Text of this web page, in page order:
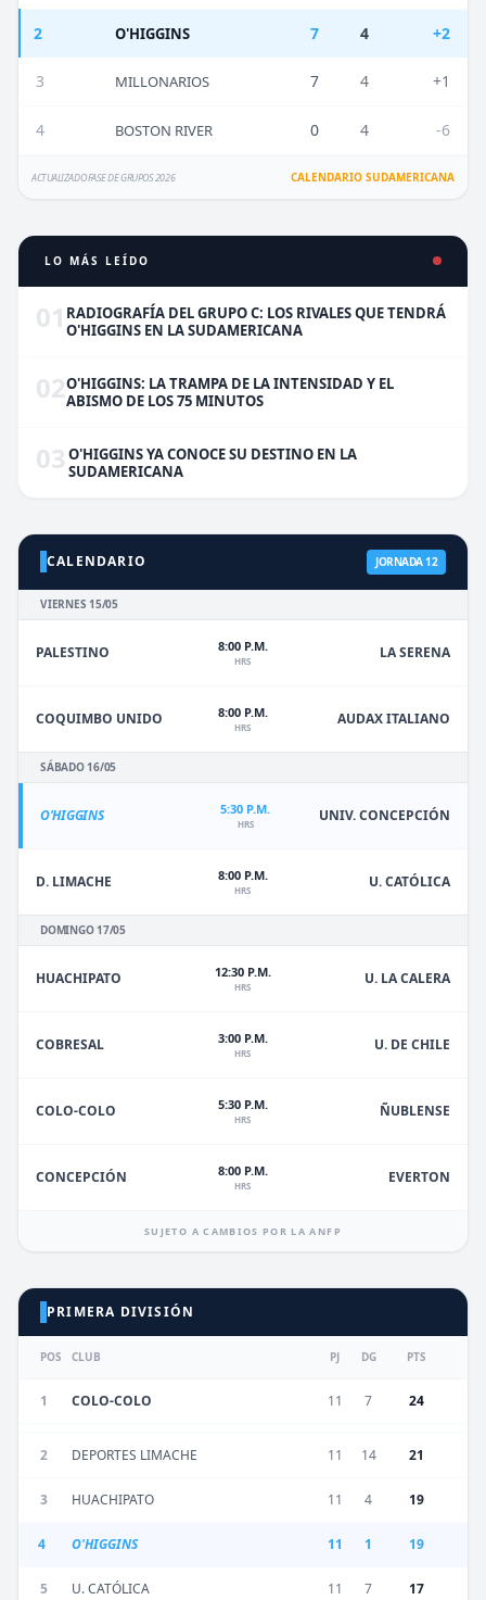
2 O'HIGGINS 7 4 +2
3 MILLONARIOS 7 4 +1
4 BOSTON RIVER 0 4 -6
ACTUALIZADO FASE DE GRUPOS 2026 CALENDARIO SUDAMERICANA
LO MÁS LEÍDO
01 RADIOGRAFÍA DEL GRUPO C: LOS RIVALES QUE TENDRÁ
O'HIGGINS EN LA SUDAMERICANA
02O'HIGGINS: LA TRAMPA DE LA INTENSIDAD Y EL
ABISMO DE LOS 75 MINUTOS
03 O'HIGGINS YA CONOCE SU DESTINO EN LA
SUDAMERICANA
CALENDARIO JORNADA 12
VIERNES 15/05
PALESTINO 8:00 P.M.
HRS LA SERENA
COQUIMBO UNIDO 8:00 P.M.
HRS AUDAX ITALIANO
SÁBADO 16/05
O'HIGGINS 5:30 P.M.
HRS UNIV. CONCEPCIÓN
D. LIMACHE 8:00 P.M.
HRS U. CATÓLICA
DOMINGO 17/05
HUACHIPATO 12:30 P.M.
HRS U. LA CALERA
COBRESAL 3:00 P.M.
HRS U. DE CHILE
COLO-COLO 5:30 P.M.
HRS ÑUBLENSE
CONCEPCIÓN 8:00 P.M.
HRS EVERTON
SUJETO A CAMBIOS POR LA ANFP
PRIMERA DIVISIÓN
POS CLUB PJ DG PTS
1 COLO-COLO 11 7 24
2 DEPORTES LIMACHE 11 14 21
3 HUACHIPATO 11 4 19
4 O'HIGGINS 11 1 19
5 U. CATÓLICA 11 7 17